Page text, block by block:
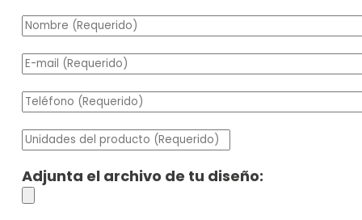
Adjunta el archivo de tu diseño: